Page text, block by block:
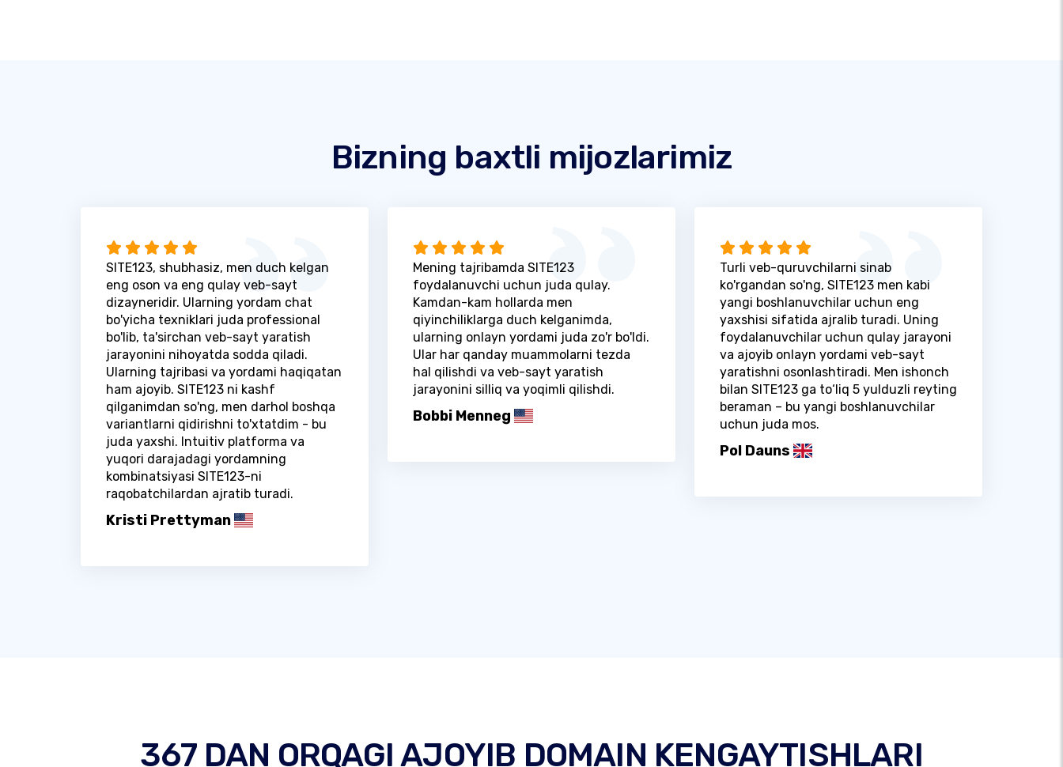
Bizning baxtli mijozlarimiz
SITE123, shubhasiz, men duch kelgan
eng oson va eng qulay veb-sayt
dizayneridir. Ularning yordam chat
bo'yicha texniklari juda professional
bo'lib, ta'sirchan veb-sayt yaratish
jarayonini nihoyatda sodda qiladi.
Ularning tajribasi va yordami haqiqatan
ham ajoyib. SITE123 ni kashf
qilganimdan so'ng, men darhol boshqa
variantlarni qidirishni to'xtatdim - bu
juda yaxshi. Intuitiv platforma va
yuqori darajadagi yordamning
kombinatsiyasi SITE123-ni
raqobatchilardan ajratib turadi.
Kristi Prettyman
Mening tajribamda SITE123
foydalanuvchi uchun juda qulay.
Kamdan-kam hollarda men
qiyinchiliklarga duch kelganimda,
ularning onlayn yordami juda zo'r bo'ldi.
Ular har qanday muammolarni tezda
hal qilishdi va veb-sayt yaratish
jarayonini silliq va yoqimli qilishdi.
Bobbi Menneg
Turli veb-quruvchilarni sinab
ko'rgandan so'ng, SITE123 men kabi
yangi boshlanuvchilar uchun eng
yaxshisi sifatida ajralib turadi. Uning
foydalanuvchilar uchun qulay jarayoni
va ajoyib onlayn yordami veb-sayt
yaratishni osonlashtiradi. Men ishonch
bilan SITE123 ga to‘liq 5 yulduzli reyting
beraman – bu yangi boshlanuvchilar
uchun juda mos.
Pol Dauns
367 DAN ORQAGI AJOYIB DOMAIN KENGAYTISHLARI